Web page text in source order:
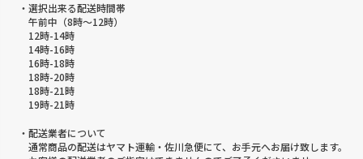
・選択出来る配送時間帯
午前中（8時～12時）
12時-14時
14時-16時
16時-18時
18時-20時
18時-21時
19時-21時
・配送業者について
通常商品の配送はヤマト運輸・佐川急便にて、お手元へお届け致します。